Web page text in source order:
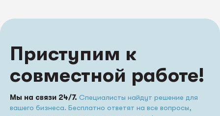
Приступим к
совместной работе!
Мы на связи 24/7. Специалисты найдут решение для
вашего бизнеса. Бесплатно ответят на все вопросы,